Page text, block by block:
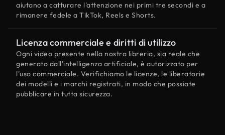
aiutano a catturare l'attenzione nei primi tre secondi e a
rimanere fedele a TikTok, Reels e Shorts.
Licenza commerciale e diritti di utilizzo
Ogni video presente nella nostra libreria, sia reale che
generato dall'intelligenza artificiale, è autorizzato per
l'uso commerciale. Verifichiamo le licenze, le liberatorie
dei modelli e i marchi registrati, in modo che possiate
pubblicare in tutta sicurezza.